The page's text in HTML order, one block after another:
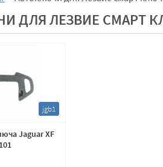
ДЛЯ ЛЕЗВИЕ СМАРТ
jgb1
Jaguar XF